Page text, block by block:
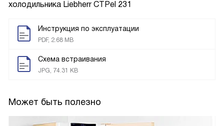
холодильника Liebherr CTPel 231
Инструкция по эксплуатации
PDF, 2.68 MB
Схема встраивания
JPG, 74.31 KB
Может быть полезно